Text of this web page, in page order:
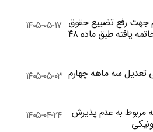
جهت رفع تضییع حقوق
پیمانکاران در پیمان‌های خاتمه یافته طبق ماده ۴۸
۱۴۰۵-۰۵-۱۷
سه ماهه چهارم ۱۴۰۵-۰۵-۰۳
مربوط به عدم پذیرش
۱۴۰۵-۰۴-۲۴